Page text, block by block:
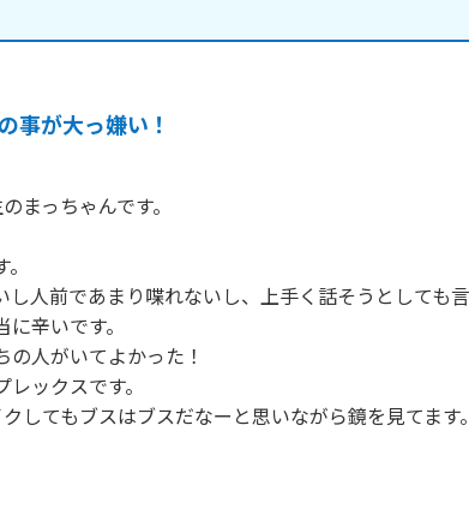
事が大っ嫌い！
まっちゃんです。
し人前であまり喋れないし、上手く話そうとしても
辛いです。
人がいてよかった！
ックスです。
してもブスはブスだなーと思いながら鏡を見てます。